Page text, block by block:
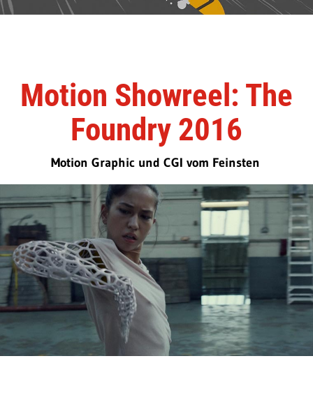
Motion Showreel: The
Foundry 2016
Motion Graphic und CGI vom Feinsten